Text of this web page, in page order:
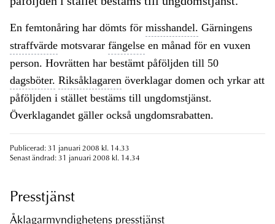
En femtonåring har dömts för misshandel. Gärningens
straffvärde motsvarar fängelse en månad för en vuxen
person. Hovrätten har bestämt påföljden till 50
dagsböter. Riksåklagaren överklagar domen och yrkar att
påföljden i stället bestäms till ungdomstjänst.
Överklagandet gäller också ungdomsrabatten.
Publicerad: 31 januari 2008 kl. 14.33
Senast ändrad: 31 januari 2008 kl. 14.34
Presstjänst
Åklagarmyndighetens presstjänst